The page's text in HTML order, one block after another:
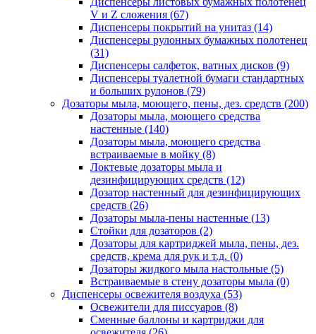
V и Z сложения (67)
Диспенсеры покрытий на унитаз (14)
Диспенсеры рулонных бумажных полотенец
(31)
Диспенсеры салфеток, ватных дисков (9)
Диспенсеры туалетной бумаги стандартных
и больших рулонов (79)
Дозаторы мыла, моющего, пены, дез. средств (200)
Дозаторы мыла, моющего средства
настенные (140)
Дозаторы мыла, моющего средства
встраиваемые в мойку (8)
Локтевые дозаторы мыла и
дезинфицирующих средств (12)
Дозатор настенный для дезинфицирующих
средств (26)
Дозаторы мыла-пены настенные (13)
Стойки для дозаторов (2)
Дозаторы для картриджей мыла, пены, дез.
средств, крема для рук и т.д. (0)
Дозаторы жидкого мыла настольные (5)
Встраиваемые в стену дозаторы мыла (0)
Диспенсеры освежителя воздуха (53)
Освежители для писсуаров (8)
Сменные баллоны и картриджи для